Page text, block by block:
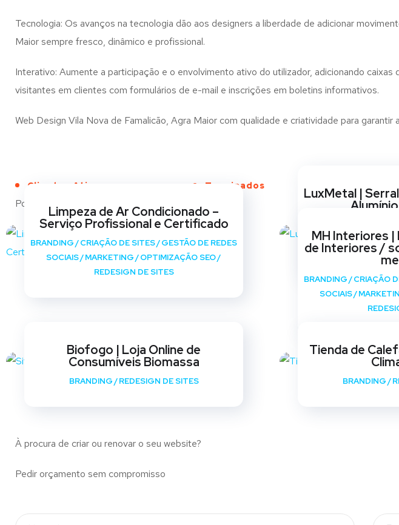
Tecnologia: Os avanços na tecnologia dão aos designers a liberdade de adicionar
Maior sempre fresco, dinâmico e profissional.
Interativo: Aumente a participação e o envolvimento ativo do utilizador, adicionando
visitantes em clientes com formulários de e-mail e inscrições em boletins informativos.
Web Design Vila Nova de Famalicão, Agra Maior com qualidade e criatividade para
Clientes Ativos Terminados
Portfólio
Limpeza de Ar Condicionado –
Serviço Profissional e Certificado
BRANDING/CRIAÇÃO DE SITES/GESTÃO DE REDES
SOCIAIS/MARKETING/OPTIMIZAÇÃO SEO/
REDESIGN DE SITES
LuxMetal |
SOCIAIS/
MH Interiores |
de Interiores /
BRANDING /CRIAÇÃO
SOCIAIS/
Biofogo | Loja Online de
Consumíveis Biomassa
BRANDING/REDESIGN DE SITES
Tienda de
BRANDING/
À procura de criar ou renovar o seu website?
Pedir orçamento sem compromisso